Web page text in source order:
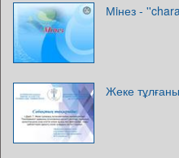
Мiнез -
Жеке